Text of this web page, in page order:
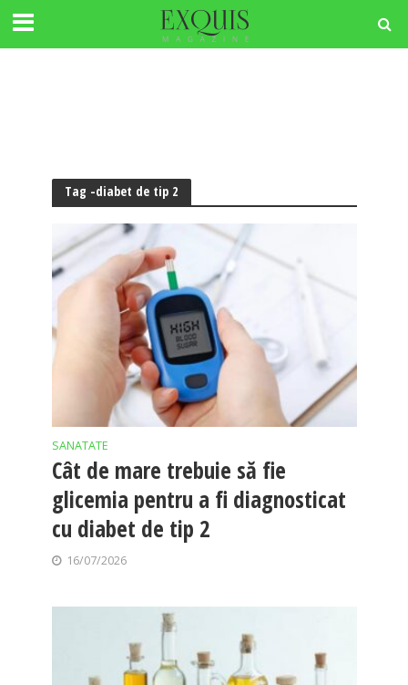
Tag -diabet de tip 2
SANATATE
Cât de mare trebuie să fie
glicemia pentru a fi diagnosticat
cu diabet de tip 2
16/07/2026